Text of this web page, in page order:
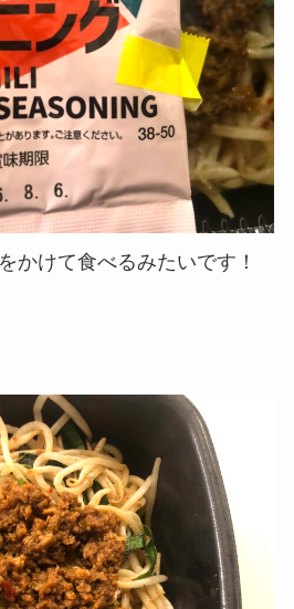
かけて食べるみたいです！